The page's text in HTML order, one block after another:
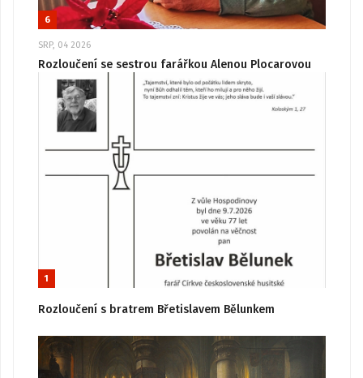
6
SRP, 04 2026
Rozloučení se sestrou farářkou Alenou Plocarovou
1
Rozloučení s bratrem Břetislavem Bělunkem